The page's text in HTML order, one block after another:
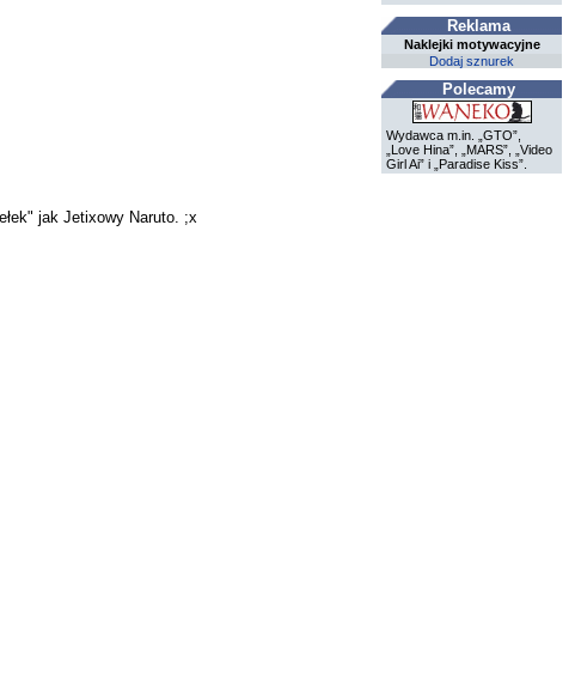
jak Jetixowy Naruto. ;x
Reklama
Naklejki motywacyjne
Dodaj sznurek
Polecamy
Wydawca m.in. „GTO”,
„Love Hina”, „MARS”, „Video
Girl Ai” i „Paradise Kiss”.